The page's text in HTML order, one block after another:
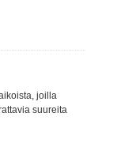
joilla
suureita